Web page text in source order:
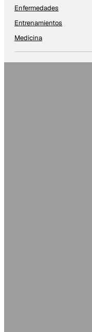
Enfermedades
Entrenamientos
Medicina